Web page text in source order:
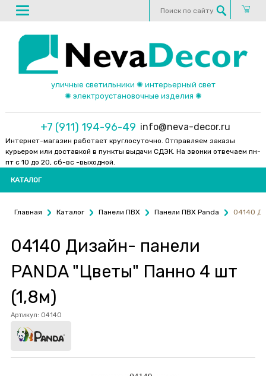
уличные светильники ✺ интерьерный свет
✺ электроустановочные изделия ✺
+7 (911) 194-96-49 info@neva-decor.ru
Интернет-магазин работает круглосуточно. Отправляем заказы
курьером или доставкой в пункты выдачи СДЭК. На звонки отвечаем пн-
пт с 10 до 20, сб-вс -выходной.
КАТАЛОГ
Главная Каталог Панели ПВХ Панели ПВХ Panda 04140
04140 Дизайн- панели
PANDA "Цветы" Панно 4 шт
(1,8м)
Артикул: 04140